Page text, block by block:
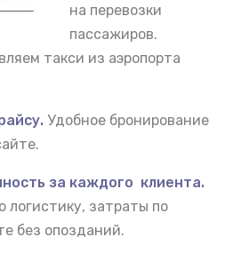
на перевозки
пассажиров.
такси из аэропорта
Удобное бронирование
за каждого клиента.
логистику, затраты по
без опозданий.